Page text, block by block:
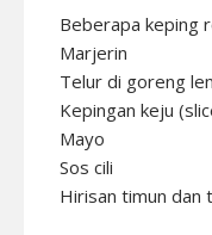
Beberapa keping
Marjerin
Telur di goreng
Kepingan keju
Mayo
Sos cili
Hirisan timun dan